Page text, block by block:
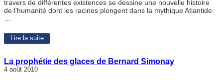
travers de différentes existences se dessine une nouvelle histoire
de l’humanité dont les racines plongent dans la mythique Atlantide.
…
Lire la suite
La prophétie des glaces de Bernard Simonay
4 août 2010